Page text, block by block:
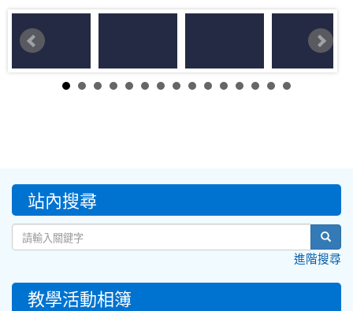
::: 站內搜尋
進階搜尋
教學活動相簿